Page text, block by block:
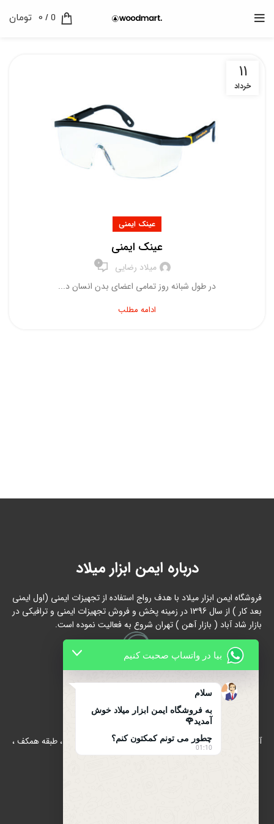
0
/
0 تومان
11
خرداد
عینک ایمنی
عینک ایمنی
میلاد رضایی 0
در طول شبانه روز تمامی اعضای بدن انسان د...
ادامه مطلب
درباره ایمن ابزار میلاد
فروشگاه ایمن ابزار میلاد با هدف رواج استفاده از تجهیزات ایمنی (اول ایمنی
بعد کار ) از سال 1396 در زمینه پخش و فروش تجهیزات ایمنی و ترافیکی در
بازار شاد آباد ( بازار آهن ) تهران شروع به فعالیت نموده است.
تماس با ما
آدرس : بازار آهن شادآباد ، مجتمع 17 شهریور ، بلوک B/الف ، طبقه همکف ،
پلاک 39
بیا در واتساپ صحبت کنیم
سلام
به فروشگاه ایمن ابزار میلاد خوش
آمدید🌹
چطور می تونم کمکتون کنم؟
01:10